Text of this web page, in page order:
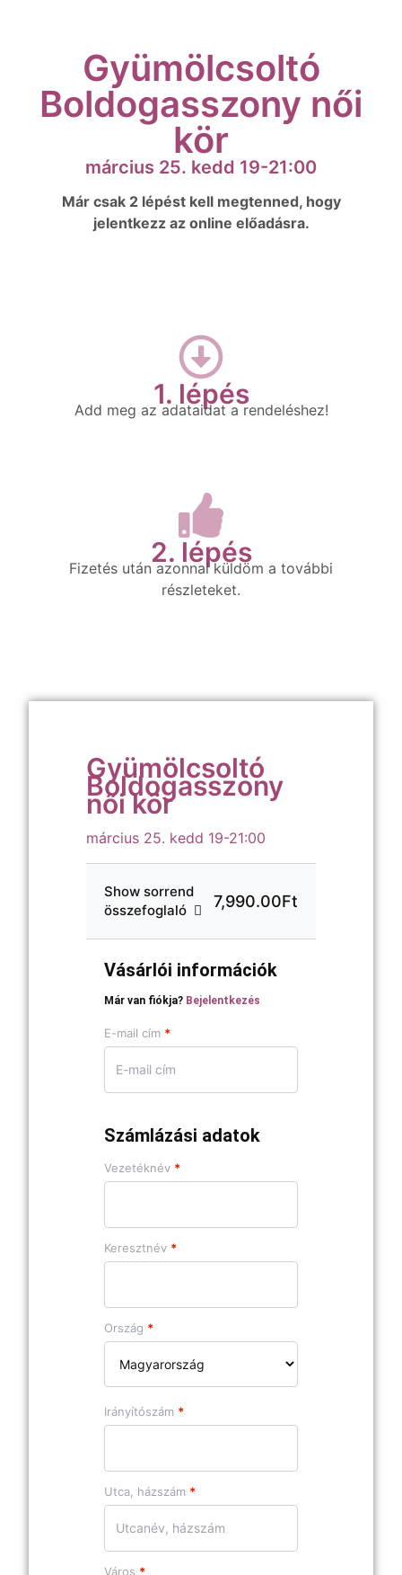
Gyümölcsoltó
Boldogasszony női
kör
március 25. kedd 19-21:00
Már csak 2 lépést kell megtenned, hogy
jelentkezz az online előadásra.
1. lépés
Add meg az adataidat a rendeléshez!
2. lépés
Fizetés után azonnal küldöm a további
részleteket.
Gyümölcsoltó
Boldogasszony
női kör
március 25. kedd 19-21:00
Show sorrend
összefoglaló
7,990.00Ft
Vásárlói információk
Már van fiókja? Bejelentkezés
E-mail cím *
Számlázási adatok
Vezetéknév *
Keresztnév *
Ország *
Irányítószám *
Utca, házszám *
Város *